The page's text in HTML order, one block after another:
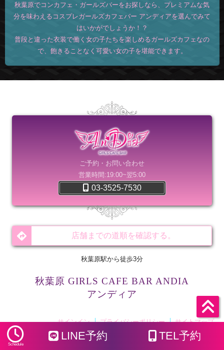
秋葉原でコンカフェ・ガールズバーをお探しなら、プレミアムな気
分を味わえるコスプレガールズカフェバー アンディアを選んでみて
はいかがでしょうか！？
普段と違った衣装で働く女の子たちを楽しめるガールズカフェなの
で、飽きることなく可愛い女の子を堪能できます。
ご予約・お問い合わせ
営業時間:19:00~翌5:00
03-3525-7530
店舗までの道順を確認する。
秋葉原駅から徒歩3分
秋葉原 GIRLS CAFE BAR ANDIA
アンディア
サインイン プライバシーポリシー サイトマップ
©2024-2026GIRLS CAFE BAR ANDIA All Rights Reserved
Schedule
LINE予約 TEL予約